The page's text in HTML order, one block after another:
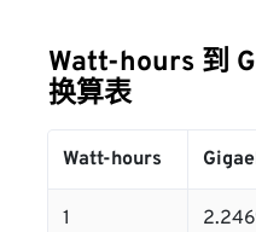
Watt-hours 到
换算表
Watt-hours
1